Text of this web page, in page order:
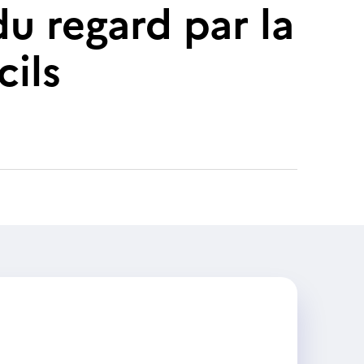
regard par la